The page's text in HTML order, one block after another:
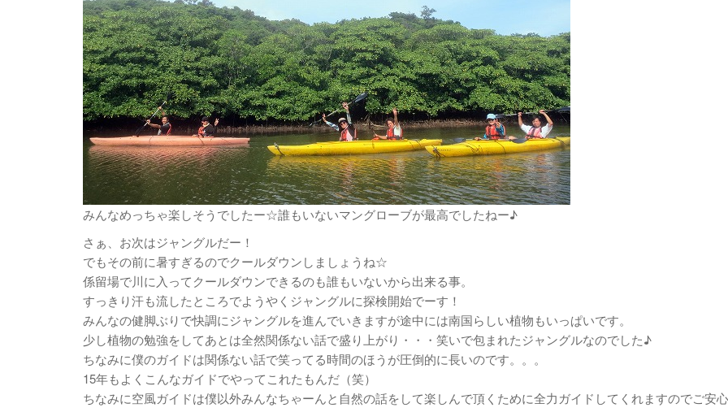
みんなめっちゃ楽しそうでしたー☆誰もいないマングローブが最高でしたねー♪
さぁ、お次はジャングルだー！
でもその前に暑すぎるのでクールダウンしましょうね☆
係留場で川に入ってクールダウンできるのも誰もいないから出来る事。
すっきり汗も流したところでようやくジャングルに探検開始でーす！
みんなの健脚ぶりで快調にジャングルを進んでいきますが途中には南国らしい植物もいっぱいです。
少し植物の勉強をしてあとは全然関係ない話で盛り上がり・・・笑いで包まれたジャングルなのでした♪
ちなみに僕のガイドは関係ない話で笑ってる時間のほうが圧倒的に長いのです。。。
15年もよくこんなガイドでやってこれたもんだ（笑）
ちなみに空風ガイドは僕以外みんなちゃーんと自然の話をして楽しんで頂くために全力ガイドしてくれますのでご安